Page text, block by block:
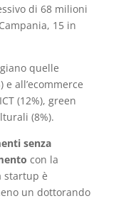
di 68 milioni
15 in
quelle
all’ecommerce
(12%), green
(8%).
senza
con la
startup è
un dottorando